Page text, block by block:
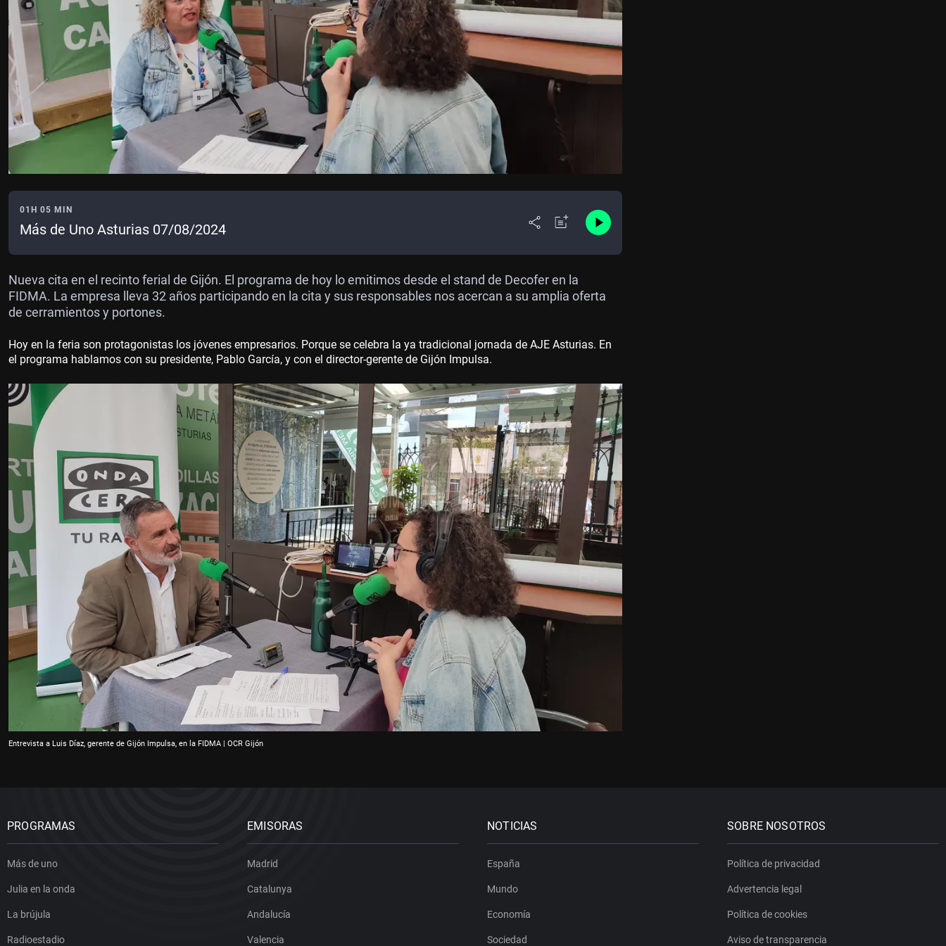
01H 05 MIN
Más de Uno Asturias 07/08/2024
Nueva cita en el recinto ferial de Gijón. El programa de hoy lo emitimos desde el stand de Decofer en la
FIDMA. La empresa lleva 32 años participando en la cita y sus responsables nos acercan a su amplia oferta
de cerramientos y portones.
Hoy en la feria son protagonistas los jóvenes empresarios. Porque se celebra la ya tradicional jornada de AJE Asturias. En
el programa hablamos con su presidente, Pablo García, y con el director-gerente de Gijón Impulsa.
Entrevista a Luis Díaz, gerente de Gijón Impulsa, en la FIDMA | OCR Gijón
PROGRAMAS
Más de uno
Julia en la onda
La brújula
Radioestadio
EMISORAS
Madrid
Catalunya
Andalucía
Valencia
NOTICIAS
España
Mundo
Economía
Sociedad
SOBRE NOSOTROS
Política de privacidad
Advertencia legal
Política de cookies
Aviso de transparencia